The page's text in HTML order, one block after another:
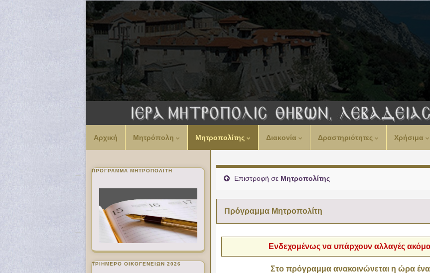
Αρχική Μητρόπολη Μητροπολίτης Διακονία Δραστηριότητες Χρήσιμα
Επιστροφή σε Μητροπολίτης
Πρόγραμμα Μητροπολίτη
Ενδεχομένως να υπάρχουν αλλαγές ακόμα
Στο πρόγραμμα ανακοινώνεται η ώρα
00:00
02:00
ΠΡΌΓΡΑΜΜΑ ΜΗΤΡΟΠΟΛΊΤΗ
ΤΡΙΗΜΕΡΟ ΟΙΚΟΓΕΝΕΙΩΝ 2026